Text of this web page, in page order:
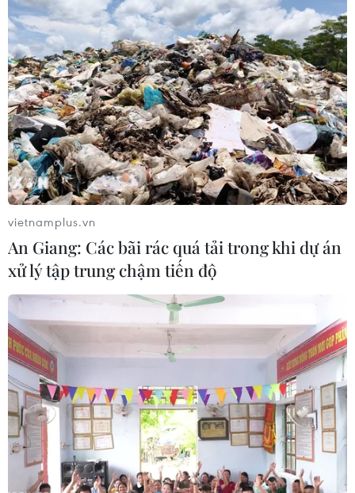
Sôi động không khí cổ vũ cho Đội
tuyển U22 Việt Nam
13/05/2023 09:10
Từ đầu giờ chiều 13/5, rất đông cổ động viên Việt Nam
trong màu cờ đỏ, sao vàng đã đổ về sân vận động
Olympic ở Phnom Penh (Campuchia), nơi diễn ra trận
bán kết 1 môn Bóng đá nam tại SEA Games 32.
Cổ động viên Việt Nam 'nhuộm đỏ' sân vận
động Offenbach ở Đức
vietnamplus.vn
An Giang: Các bãi rác quá tải trong khi dự án
xử lý tập trung chậm tiến độ